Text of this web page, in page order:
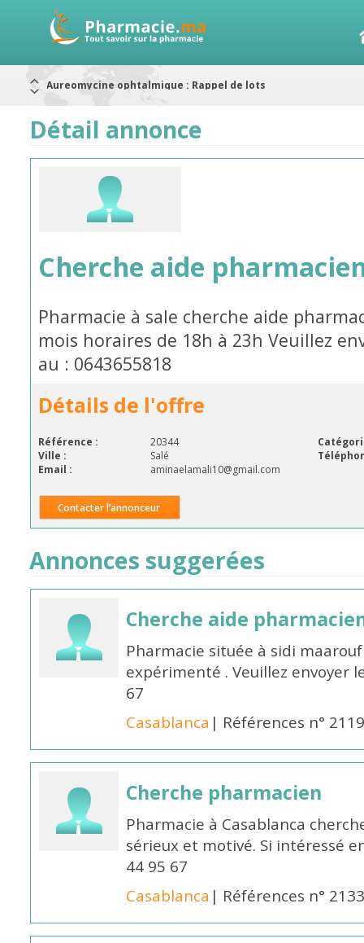
Nouveau : Déclaration d'effets indésirables
Rappel de lots : ANTITOXINE TÉTANIQUE 1500.
Rappel de lots : préparations lactées
Détail annonce
Cherche aide
Pharmacie à sale cherche aide
mois horaires de 18h à 23h Veuillez
au : 0643655818
Détails de l'offre
Référence : 20344
Ville :
Salé
Email :
aminaelamali10@gmail.com
Contacter l’annonceur
Annonces suggerées
Cherche aide
Pharmacie située à sidi
expérimenté . Veuillez envoyer
67
Casablanca | Références n°
Cherche pharmacien
Pharmacie à Casablanca
sérieux et motivé. Si intéressé
44 95 67
Casablanca | Références n°